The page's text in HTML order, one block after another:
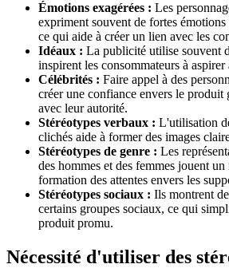
Émotions exagérées : Les
expriment souvent de fortes
ce qui aide à créer un lien avec les
Idéaux : La publicité utilise souvent
inspirent les consommateurs à
Célébrités : Faire appel à des
créer une confiance envers le produit
avec leur autorité.
Stéréotypes verbaux : L'utilisation
clichés aide à former des images
Stéréotypes de genre : Les
des hommes et des femmes jouent
formation des attentes envers les
Stéréotypes sociaux : Ils montrent
certains groupes sociaux, ce qui
produit promu.
Nécessité d'utiliser des